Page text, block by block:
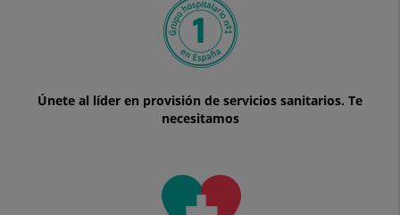
Únete al líder en provisión de servicios sanitarios. Te
necesitamos